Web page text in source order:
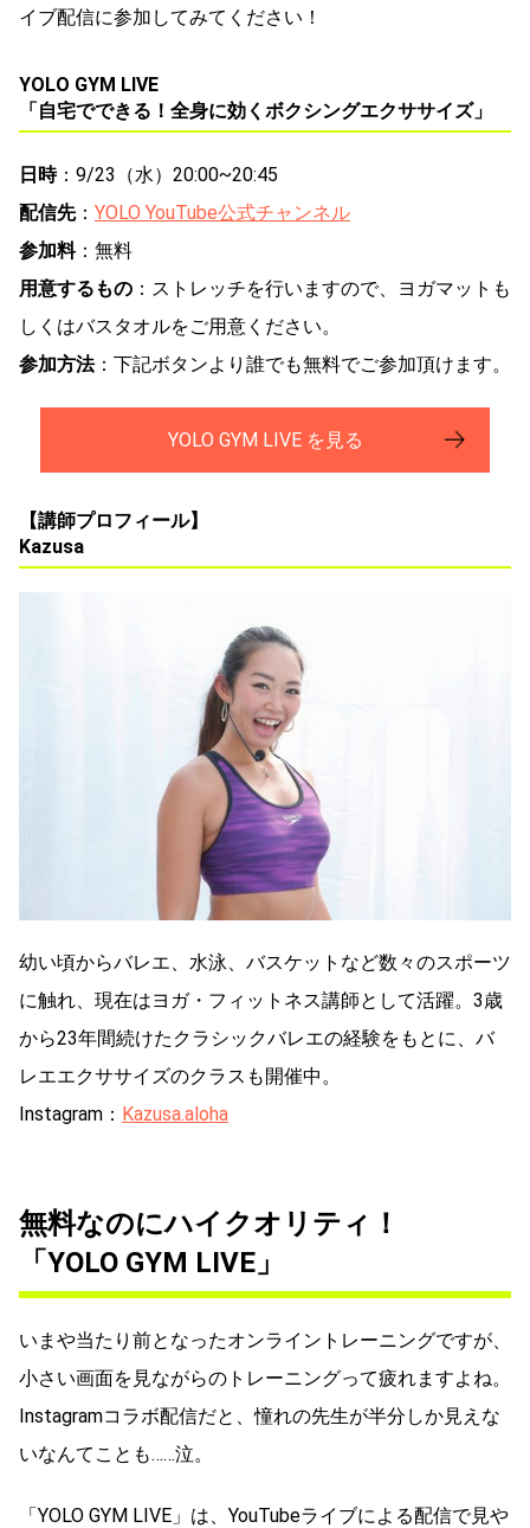
イブ配信に参加してみてください！
YOLO GYM LIVE
「自宅でできる！全身に効くボクシングエクササイズ」
日時：9/23（水）20:00~20:45
配信先： YOLO YouTube公式チャンネル
参加料：無料
用意するもの ：ストレッチを行いますので、ヨガマットも
しくはバスタオルをご用意ください。
参加方法： 下記ボタンより誰でも無料でご参加頂けます。
YOLO GYM LIVE を見る
【講師プロフィール】
Kazusa
幼い頃からバレエ、水泳、バスケットなど数々のスポーツ
に触れ、現在はヨガ・フィットネス講師として活躍。3歳
から23年間続けたクラシックバレエの経験をもとに、バ
レエエクササイズのクラスも開催中。
Instagram： Kazusa.aloha
無料なのにハイクオリティ！
「YOLO GYM LIVE」
いまや当たり前となったオンライントレーニングですが、
小さい画面を見ながらのトレーニングって疲れますよね。
Instagramコラボ配信だと、憧れの先生が半分しか見えな
いなんてことも……泣。
「YOLO GYM LIVE」は、YouTubeライブによる配信で見や